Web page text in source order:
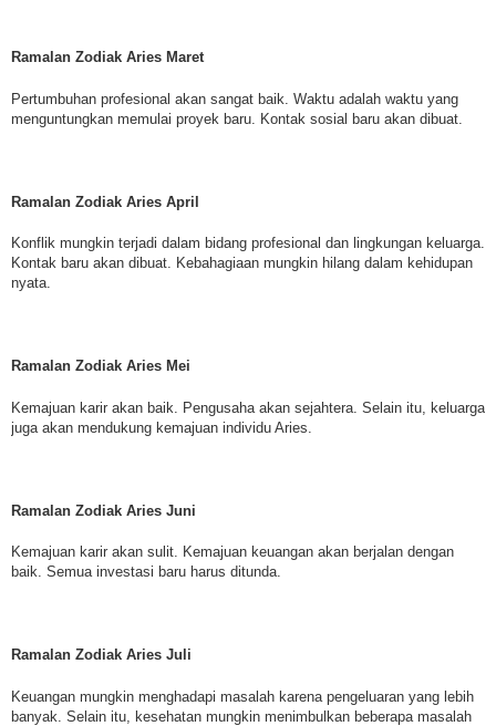
Ramalan Zodiak Aries Maret
Pertumbuhan profesional akan sangat baik. Waktu adalah waktu yang
menguntungkan memulai proyek baru. Kontak sosial baru akan dibuat.
Ramalan Zodiak Aries April
Konflik mungkin terjadi dalam bidang profesional dan lingkungan keluarga.
Kontak baru akan dibuat. Kebahagiaan mungkin hilang dalam kehidupan
nyata.
Ramalan Zodiak Aries Mei
Kemajuan karir akan baik. Pengusaha akan sejahtera. Selain itu, keluarga
juga akan mendukung kemajuan individu Aries.
Ramalan Zodiak Aries Juni
Kemajuan karir akan sulit. Kemajuan keuangan akan berjalan dengan
baik. Semua investasi baru harus ditunda.
Ramalan Zodiak Aries Juli
Keuangan mungkin menghadapi masalah karena pengeluaran yang lebih
banyak. Selain itu, kesehatan mungkin menimbulkan beberapa masalah